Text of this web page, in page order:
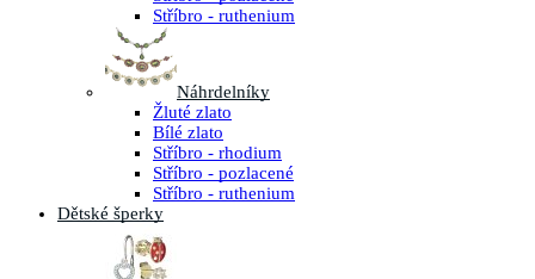
Stříbro - ruthenium
Náhrdelníky
Žluté zlato
Bílé zlato
Stříbro - rhodium
Stříbro - pozlacené
Stříbro - ruthenium
Dětské šperky